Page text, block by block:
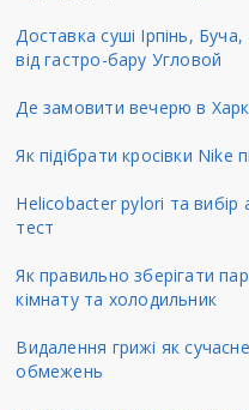
Доставка суші Ірпінь,
від гастро-бару Угловой
Де замовити вечерю в
Як підібрати кросівки
Helicobacter pylori та вибір
тест
Як правильно зберігати
кімнату та холодильник
Видалення грижі як
обмежень